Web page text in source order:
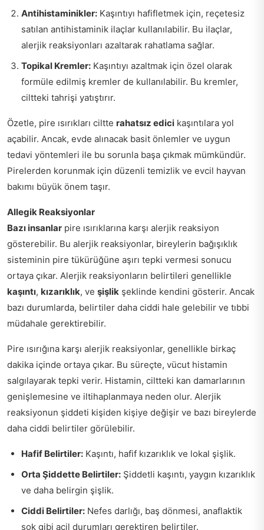
Antihistaminikler: Kaşıntıyı hafifletmek için, reçetesiz
satılan antihistaminik ilaçlar kullanılabilir. Bu ilaçlar,
alerjik reaksiyonları azaltarak rahatlama sağlar.
Topikal Kremler: Kaşıntıyı azaltmak için özel olarak
formüle edilmiş kremler de kullanılabilir. Bu kremler,
ciltteki tahrişi yatıştırır.
Özetle, pire ısırıkları ciltte rahatsız edici kaşıntılara yol
açabilir. Ancak, evde alınacak basit önlemler ve uygun
tedavi yöntemleri ile bu sorunla başa çıkmak mümkündür.
Pirelerden korunmak için düzenli temizlik ve evcil hayvan
bakımı büyük önem taşır.
Allegik Reaksiyonlar
Bazı insanlar pire ısırıklarına karşı alerjik reaksiyon
gösterebilir. Bu alerjik reaksiyonlar, bireylerin bağışıklık
sisteminin pire tükürüğüne aşırı tepki vermesi sonucu
ortaya çıkar. Alerjik reaksiyonların belirtileri genellikle
kaşıntı, kızarıklık, ve şişlik şeklinde kendini gösterir. Ancak
bazı durumlarda, belirtiler daha ciddi hale gelebilir ve tıbbi
müdahale gerektirebilir.
Pire ısırığına karşı alerjik reaksiyonlar, genellikle birkaç
dakika içinde ortaya çıkar. Bu süreçte, vücut histamin
salgılayarak tepki verir. Histamin, ciltteki kan damarlarının
genişlemesine ve iltihaplanmaya neden olur. Alerjik
reaksiyonun şiddeti kişiden kişiye değişir ve bazı bireylerde
daha ciddi belirtiler görülebilir.
Hafif Belirtiler: Kaşıntı, hafif kızarıklık ve lokal şişlik.
Orta Şiddette Belirtiler: Şiddetli kaşıntı, yaygın kızarıklık
ve daha belirgin şişlik.
Ciddi Belirtiler: Nefes darlığı, baş dönmesi, anaflaktik
şok gibi acil durumları gerektiren belirtiler.